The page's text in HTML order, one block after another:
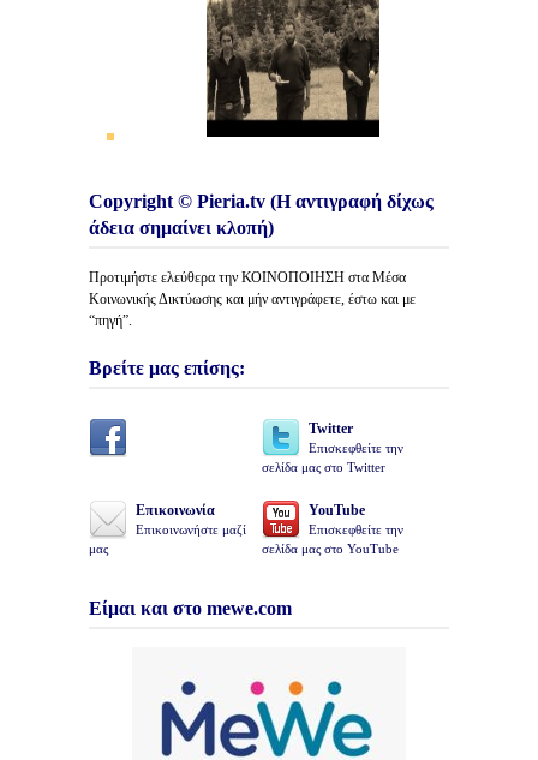
Copyright © Pieria.tv (Η αντιγραφή δίχως
άδεια σημαίνει κλοπή)
Προτιμήστε ελεύθερα την ΚΟΙΝΟΠΟΙΗΣΗ στα Μέσα
Κοινωνικής Δικτύωσης και μήν αντιγράφετε, έστω και με
“πηγή”.
Βρείτε μας επίσης:
Twitter
Επισκεφθείτε την
σελίδα μας στο Twitter
Επικοινωνία
Επικοινωνήστε μαζί
μας
YouTube
Επισκεφθείτε την
σελίδα μας στο YouTube
Είμαι και στο mewe.com